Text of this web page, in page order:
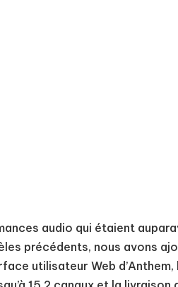
audio qui étaient
précédents, nous avons
utilisateur Web